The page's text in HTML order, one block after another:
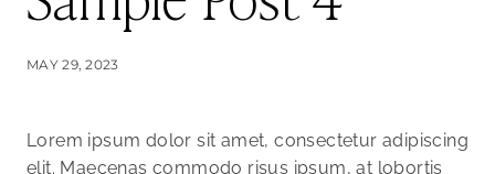
MAY 29, 2023
Lorem ipsum dolor sit amet, consectetur adipiscing
elit. Maecenas commodo risus ipsum, at lobortis